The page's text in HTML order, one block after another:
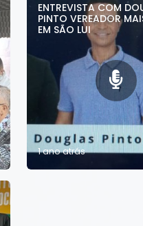
ENTREVISTA COM
PINTO VEREADOR
EM SÃO LUI
1 ano atrás